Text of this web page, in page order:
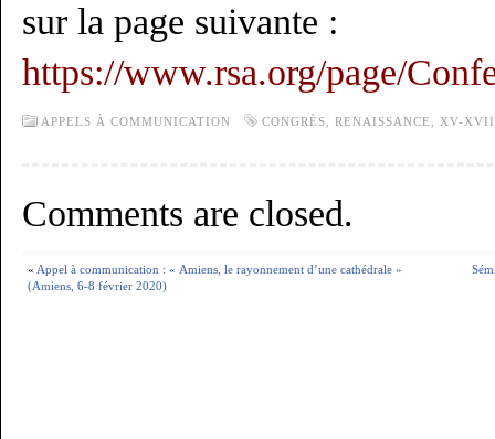
sur la page suivante :
https://www.rsa.org/page/
APPELS À COMMUNICATION CONGRÈS RENAISSANCE XV-
Comments are closed.
« Appel à communication : « Amiens, le rayonnement d’une cathédrale »
(Amiens, 6-8 février 2020)